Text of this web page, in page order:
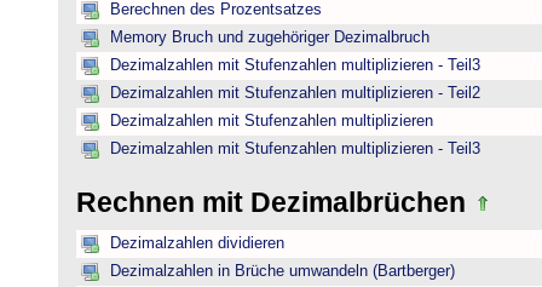
Berechnen des Prozentsatzes
Memory Bruch und zugehöriger Dezimalbruch
Dezimalzahlen mit Stufenzahlen multiplizieren - Teil3
Dezimalzahlen mit Stufenzahlen multiplizieren - Teil2
Dezimalzahlen mit Stufenzahlen multiplizieren
Dezimalzahlen mit Stufenzahlen multiplizieren - Teil3
Rechnen mit Dezimalbrüchen
Dezimalzahlen dividieren
Dezimalzahlen in Brüche umwandeln (Bartberger)